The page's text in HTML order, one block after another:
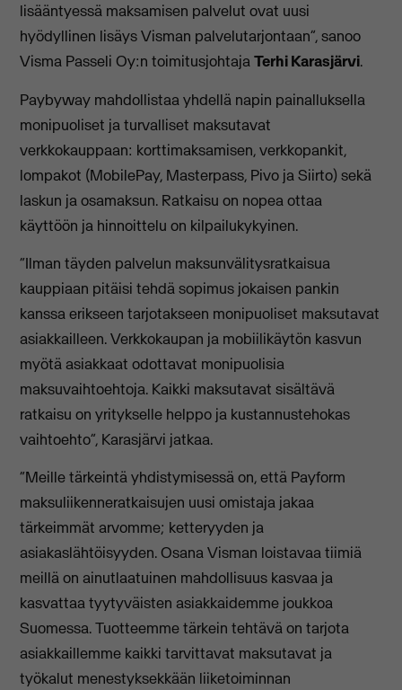
lisääntyessä maksamisen palvelut ovat uusi
hyödyllinen lisäys Visman palvelutarjontaan”, sanoo
Visma Passeli Oy:n toimitusjohtajaTerhi Karasjärvi.
Paybyway mahdollistaa yhdellä napin painalluksella
monipuoliset ja turvalliset maksutavat
verkkokauppaan: korttimaksamisen, verkkopankit,
lompakot (MobilePay, Masterpass, Pivo ja Siirto) sekä
laskun ja osamaksun. Ratkaisu on nopea ottaa
käyttöön ja hinnoittelu on kilpailukykyinen.
“Ilman täyden palvelun maksunvälitysratkaisua
kauppiaan pitäisi tehdä sopimus jokaisen pankin
kanssa erikseen tarjotakseen monipuoliset maksutavat
asiakkailleen. Verkkokaupan ja mobiilikäytön kasvun
myötä asiakkaat odottavat monipuolisia
maksuvaihtoehtoja. Kaikki maksutavat sisältävä
ratkaisu on yritykselle helppo ja kustannustehokas
vaihtoehto”, Karasjärvi jatkaa.
“Meille tärkeintä yhdistymisessä on, että Payform
maksuliikenneratkaisujen uusi omistaja jakaa
tärkeimmät arvomme; ketteryyden ja
asiakaslähtöisyyden. Osana Visman loistavaa tiimiä
meillä on ainutlaatuinen mahdollisuus kasvaa ja
kasvattaa tyytyväisten asiakkaidemme joukkoa
Suomessa. Tuotteemme tärkein tehtävä on tarjota
asiakkaillemme kaikki tarvittavat maksutavat ja
työkalut menestyksekkään liiketoiminnan